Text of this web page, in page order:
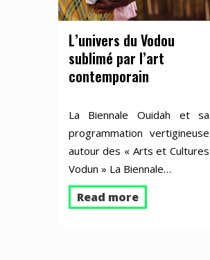
L’univers du Vodou
sublimé par l’art
contemporain
La Biennale Ouidah et sa
programmation vertigineuse
autour des « Arts et Cultures
Vodun » La Biennale…
Read more